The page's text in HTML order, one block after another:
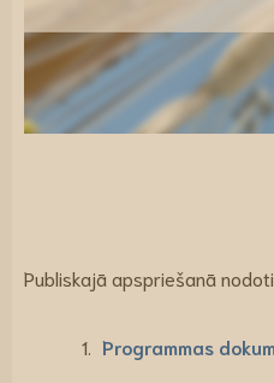
Publiskajā apspriešanā
Programmas